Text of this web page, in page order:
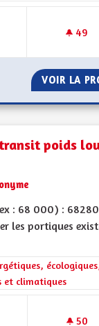
49
VOIR LA
poids
: 68 000) :
les portiques
la catégorie : Les
et climatiques
50